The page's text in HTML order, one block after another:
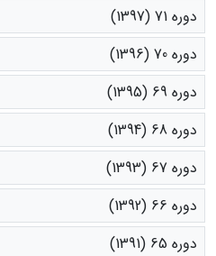
دوره 71 (1397)
دوره 70 (1396)
دوره 69 (1395)
دوره 68 (1394)
دوره 67 (1393)
دوره 66 (1392)
دوره 65 (1391)